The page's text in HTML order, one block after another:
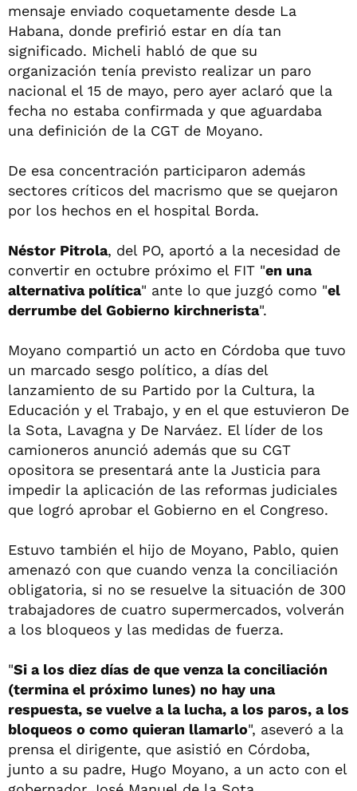
mensaje enviado coquetamente desde La
Habana, donde prefirió estar en día tan
significado. Micheli habló de que su
organización tenía previsto realizar un paro
nacional el 15 de mayo, pero ayer aclaró que la
fecha no estaba confirmada y que aguardaba
una definición de la CGT de Moyano.
De esa concentración participaron además
sectores críticos del macrismo que se quejaron
por los hechos en el hospital Borda.
Néstor Pitrola, del PO, aportó a la necesidad de
convertir en octubre próximo el FIT "en una
alternativa política" ante lo que juzgó como "el
derrumbe del Gobierno kirchnerista".
Moyano compartió un acto en Córdoba que tuvo
un marcado sesgo político, a días del
lanzamiento de su Partido por la Cultura, la
Educación y el Trabajo, y en el que estuvieron De
la Sota, Lavagna y De Narváez. El líder de los
camioneros anunció además que su CGT
opositora se presentará ante la Justicia para
impedir la aplicación de las reformas judiciales
que logró aprobar el Gobierno en el Congreso.
Estuvo también el hijo de Moyano, Pablo, quien
amenazó con que cuando venza la conciliación
obligatoria, si no se resuelve la situación de 300
trabajadores de cuatro supermercados, volverán
a los bloqueos y las medidas de fuerza.
"Si a los diez días de que venza la conciliación
(termina el próximo lunes) no hay una
respuesta, se vuelve a la lucha, a los paros, a los
bloqueos o como quieran llamarlo", aseveró a la
prensa el dirigente, que asistió en Córdoba,
junto a su padre, Hugo Moyano, a un acto con el